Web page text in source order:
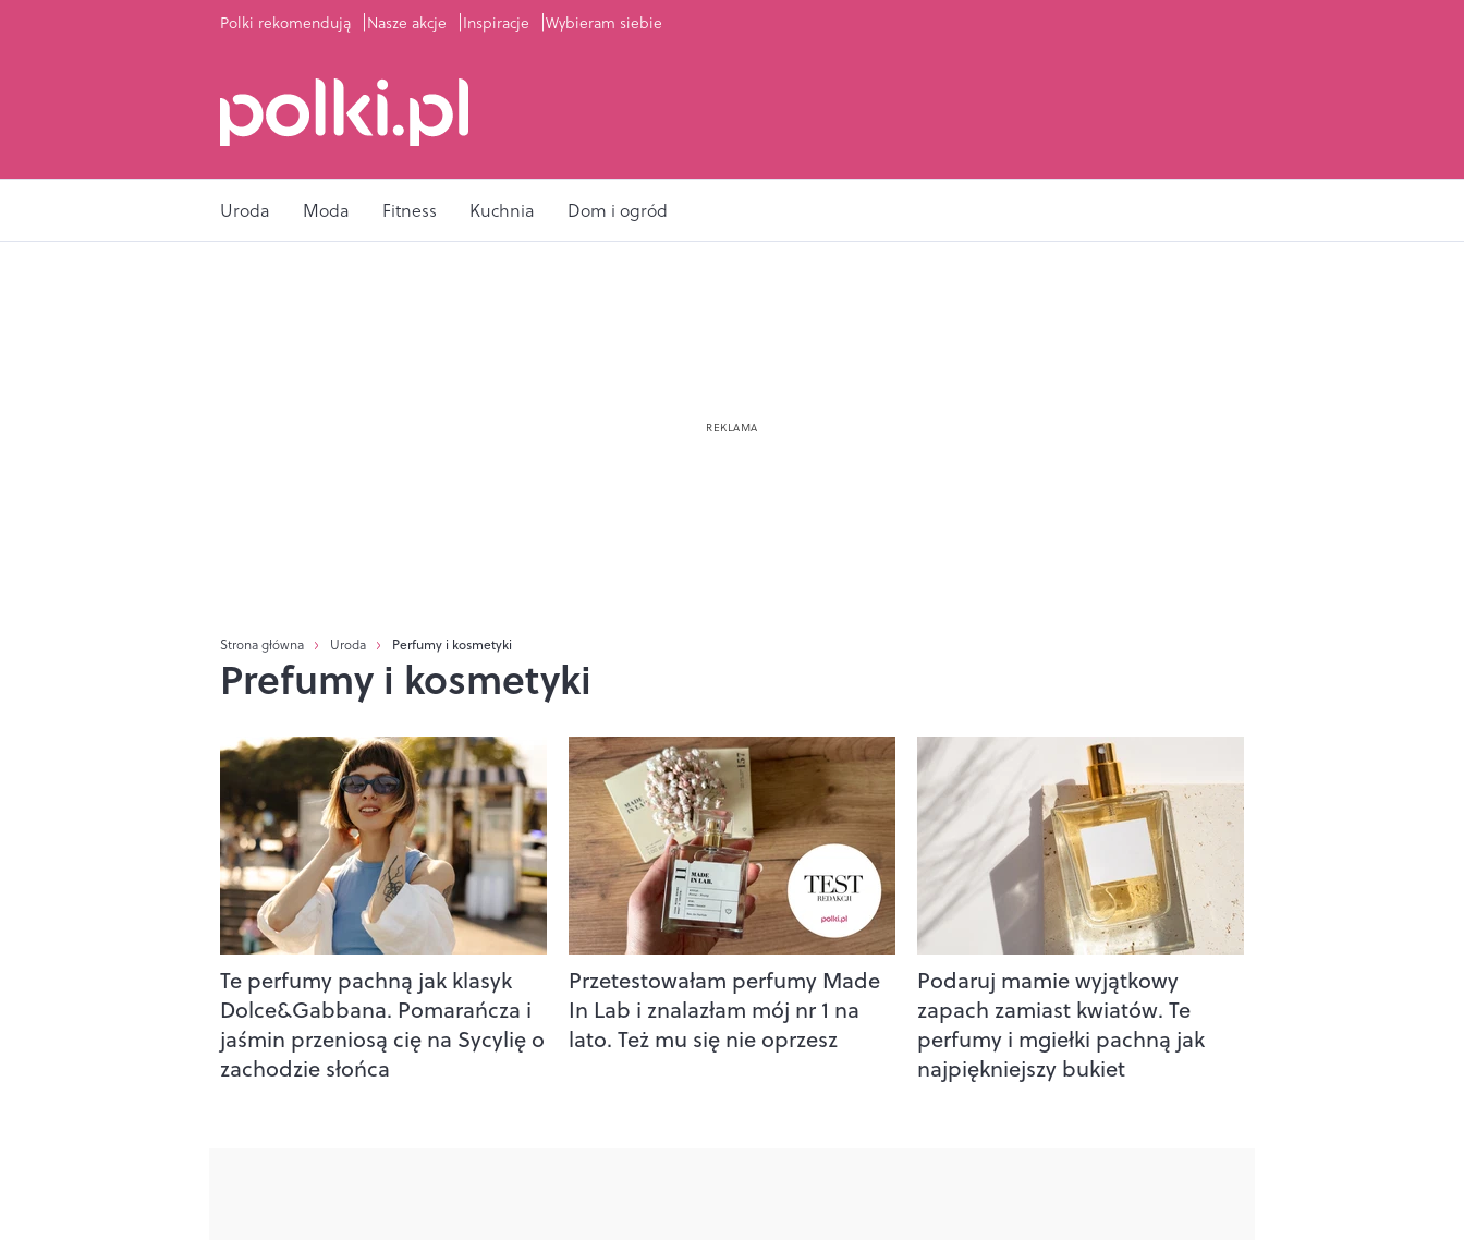
Polki rekomendują Nasze akcje Inspiracje Wybieram siebie
Uroda Moda Fitness Kuchnia Dom i ogród
Strona główna Uroda Perfumy i kosmetyki
Prefumy i kosmetyki
Te perfumy pachną jak klasyk
Dolce&Gabbana. Pomarańcza i
jaśmin przeniosą cię na Sycylię o
zachodzie słońca
Przetestowałam perfumy Made
In Lab i znalazłam mój nr 1 na
lato. Też mu się nie oprzesz
Podaruj mamie wyjątkowy
zapach zamiast kwiatów. Te
perfumy i mgiełki pachną jak
najpiękniejszy bukiet